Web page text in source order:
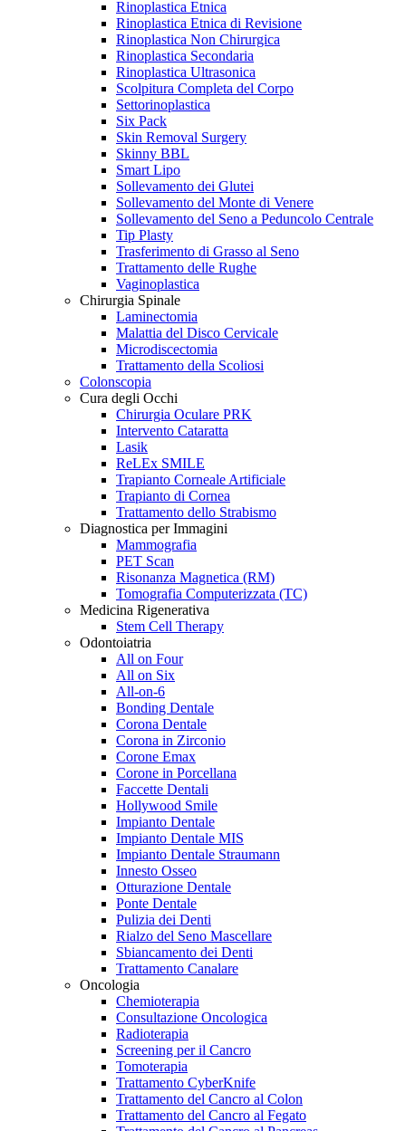
Rinoplastica Etnica
Rinoplastica Etnica di Revisione
Rinoplastica Non Chirurgica
Rinoplastica Secondaria
Rinoplastica Ultrasonica
Scolpitura Completa del Corpo
Settorinoplastica
Six Pack
Skin Removal Surgery
Skinny BBL
Smart Lipo
Sollevamento dei Glutei
Sollevamento del Monte di Venere
Sollevamento del Seno a Peduncolo Centrale
Tip Plasty
Trasferimento di Grasso al Seno
Trattamento delle Rughe
Vaginoplastica
Chirurgia Spinale
Laminectomia
Malattia del Disco Cervicale
Microdiscectomia
Trattamento della Scoliosi
Colonscopia
Cura degli Occhi
Chirurgia Oculare PRK
Intervento Cataratta
Lasik
ReLEx SMILE
Trapianto Corneale Artificiale
Trapianto di Cornea
Trattamento dello Strabismo
Diagnostica per Immagini
Mammografia
PET Scan
Risonanza Magnetica (RM)
Tomografia Computerizzata (TC)
Medicina Rigenerativa
Stem Cell Therapy
Odontoiatria
All on Four
All on Six
All-on-6
Bonding Dentale
Corona Dentale
Corona in Zirconio
Corone Emax
Corone in Porcellana
Faccette Dentali
Hollywood Smile
Impianto Dentale
Impianto Dentale MIS
Impianto Dentale Straumann
Innesto Osseo
Otturazione Dentale
Ponte Dentale
Pulizia dei Denti
Rialzo del Seno Mascellare
Sbiancamento dei Denti
Trattamento Canalare
Oncologia
Chemioterapia
Consultazione Oncologica
Radioterapia
Screening per il Cancro
Tomoterapia
Trattamento CyberKnife
Trattamento del Cancro al Colon
Trattamento del Cancro al Fegato